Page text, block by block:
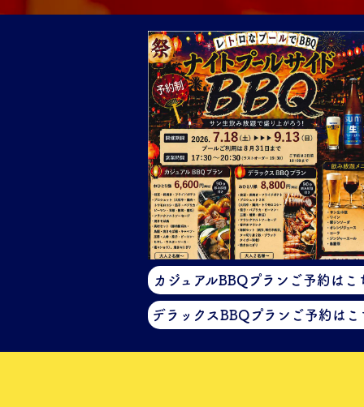
カジュアルBBQプラン ご予約はこ
デラックスBBQプラン ご予約はこ